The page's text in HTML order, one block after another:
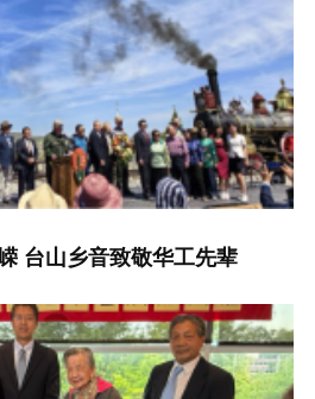
台山乡音致敬华工先辈